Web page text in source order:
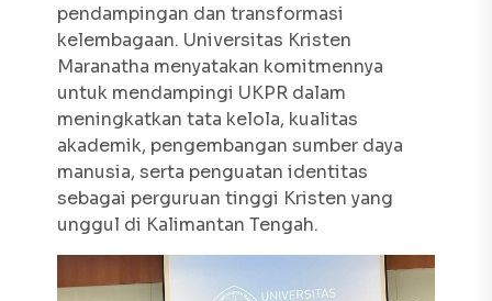
pendampingan dan transformasi
kelembagaan. Universitas Kristen
Maranatha menyatakan komitmennya
untuk mendampingi UKPR dalam
meningkatkan tata kelola, kualitas
akademik, pengembangan sumber daya
manusia, serta penguatan identitas
sebagai perguruan tinggi Kristen yang
unggul di Kalimantan Tengah.